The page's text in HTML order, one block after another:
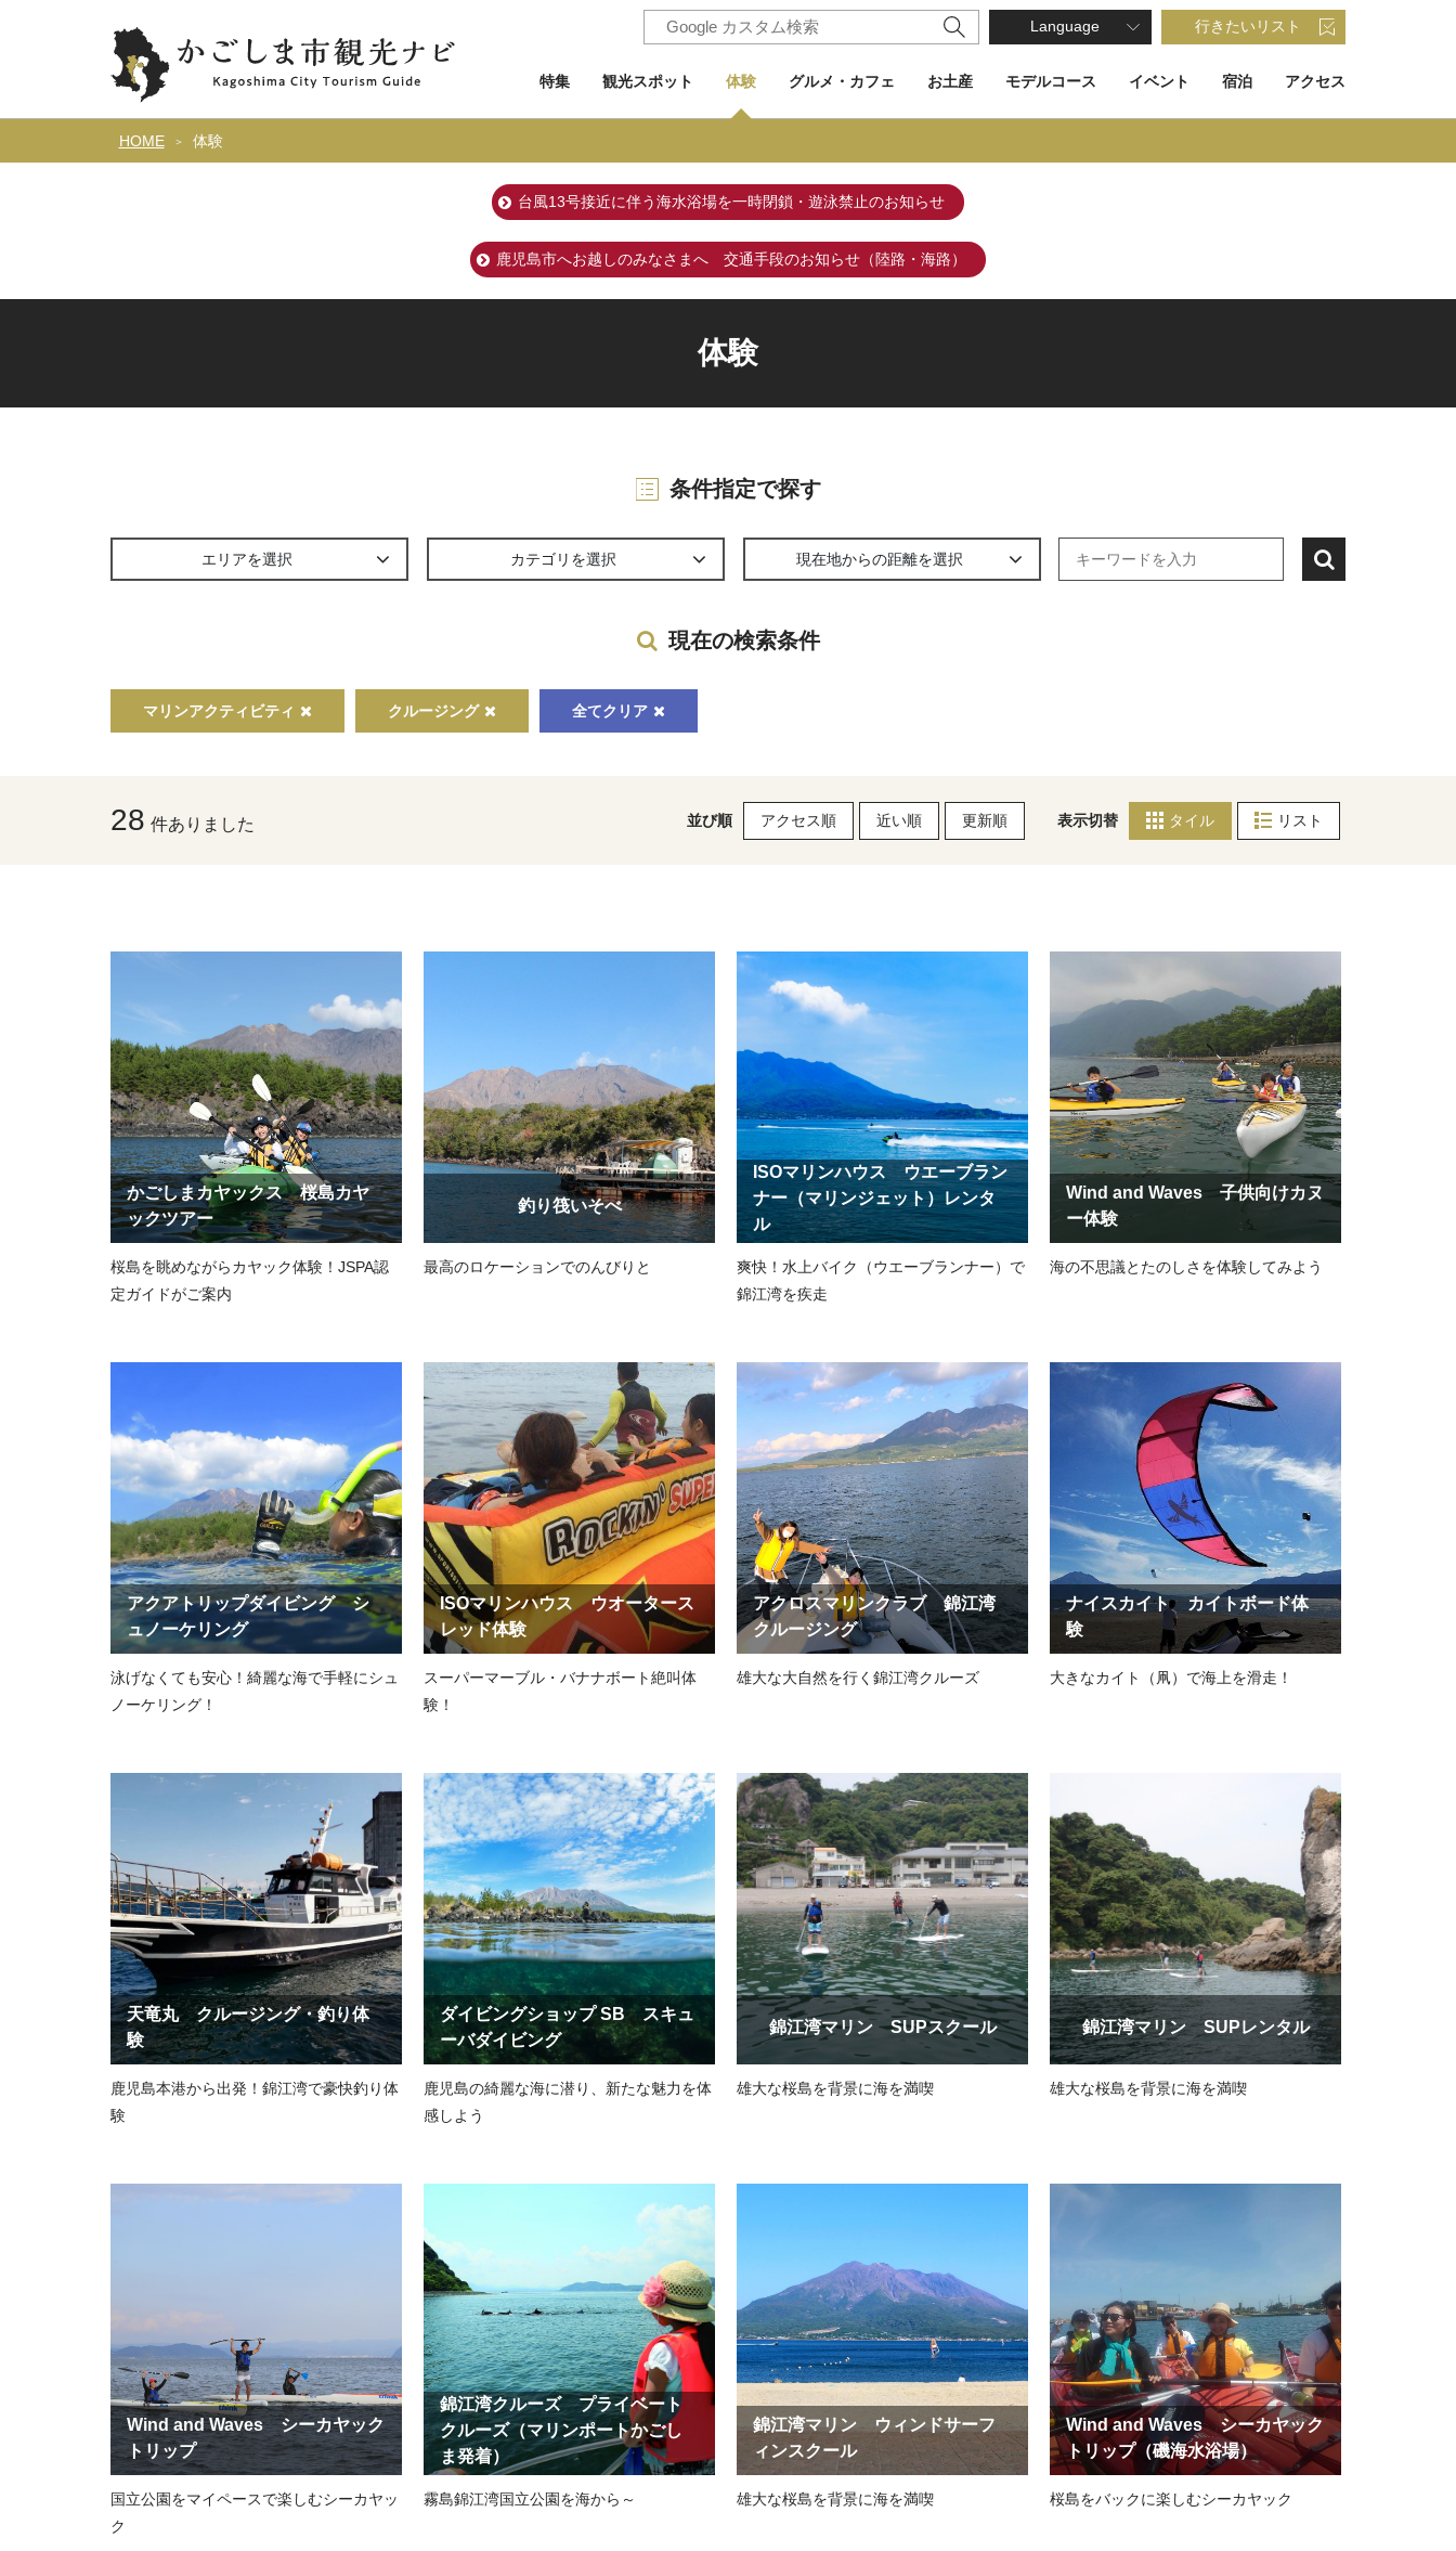
Language 行きたいリスト
特集 観光スポット 体験 グルメ・カフェ お土産 モデルコース イベント 宿泊 アクセス
HOME 体験
台風13号接近に伴う海水浴場を一時閉鎖・遊泳禁止のお知らせ
鹿児島市へお越しのみなさまへ 交通手段のお知らせ（陸路・海路）
体験
条件指定で探す
エリアを選択 カテゴリを選択 現在地からの距離を選択
現在の検索条件
マリンアクティビティ クルージング 全てクリア
28 件ありました 並び順 アクセス順 近い順 更新順 表示切替 タイル リスト
かごしまカヤックス 桜島カヤ
ックツアー
桜島を眺めながらカヤック体験！JSPA認
定ガイドがご案内
釣り筏いそべ
最高のロケーションでのんびりと
ISOマリンハウス ウエーブラン
ナー（マリンジェット）レンタ
ル
爽快！水上バイク（ウエーブランナー）で
錦江湾を疾走
Wind and Waves 子供向けカヌ
ー体験
海の不思議とたのしさを体験してみよう
アクアトリップダイビング シ
ュノーケリング
泳げなくても安心！綺麗な海で手軽にシュ
ノーケリング！
ISOマリンハウス ウオータース
レッド体験
スーパーマーブル・バナナボート絶叫体
験！
アクロスマリンクラブ 錦江湾
クルージング
雄大な大自然を行く錦江湾クルーズ
ナイスカイト カイトボード体
験
大きなカイト（凧）で海上を滑走！
天竜丸 クルージング・釣り体
験
鹿児島本港から出発！錦江湾で豪快釣り体
験
ダイビングショップ SB スキュ
ーバダイビング
鹿児島の綺麗な海に潜り、新たな魅力を体
感しよう
錦江湾マリン SUPスクール
雄大な桜島を背景に海を満喫
錦江湾マリン SUPレンタル
雄大な桜島を背景に海を満喫
Wind and Waves シーカヤック
トリップ
国立公園をマイペースで楽しむシーカヤッ
ク
錦江湾クルーズ プライベート
クルーズ（マリンポートかごし
ま発着）
霧島錦江湾国立公園を海から～
錦江湾マリン ウィンドサーフ
ィンスクール
雄大な桜島を背景に海を満喫
Wind and Waves シーカヤック
トリップ（磯海水浴場）
桜島をバックに楽しむシーカヤック